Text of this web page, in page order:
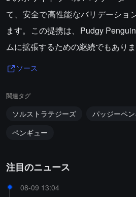
て、安全で高性能なバリデーショ
ます。この提携は、Pudgy
ムに拡張するための継続でもありま
ソース
関連タグ
ソルストラテジーズ パッジーペ
ペンギュー
注目のニュース
08-09 13:04